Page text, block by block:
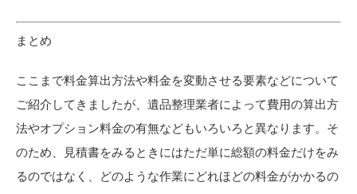
まとめ
ここまで料金算出方法や料金を変動させる要素などについて
ご紹介してきましたが、遺品整理業者によって費用の算出方
法やオプション料金の有無などもいろいろと異なります。そ
のため、見積書をみるときにはただ単に総額の料金だけをみ
るのではなく、どのような作業にどれほどの料金がかかるの